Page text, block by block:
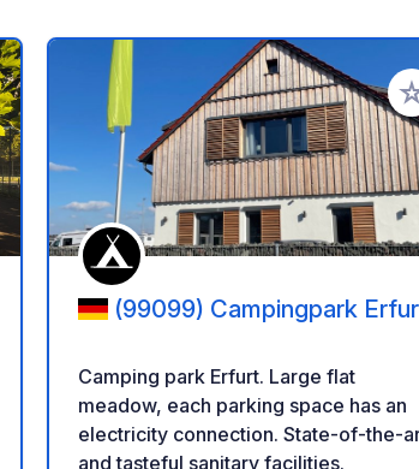
a tus favoritos
(99099) Campingpark
Camping park Erfurt. Large flat
meadow, each parking space has an
electricity connection. State-of-the-
and tasteful sanitary facilities.